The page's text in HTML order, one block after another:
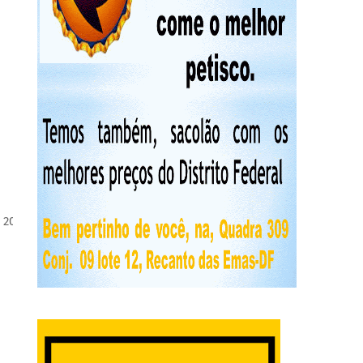
| Fotos: Renato Alves/Agência Brasília